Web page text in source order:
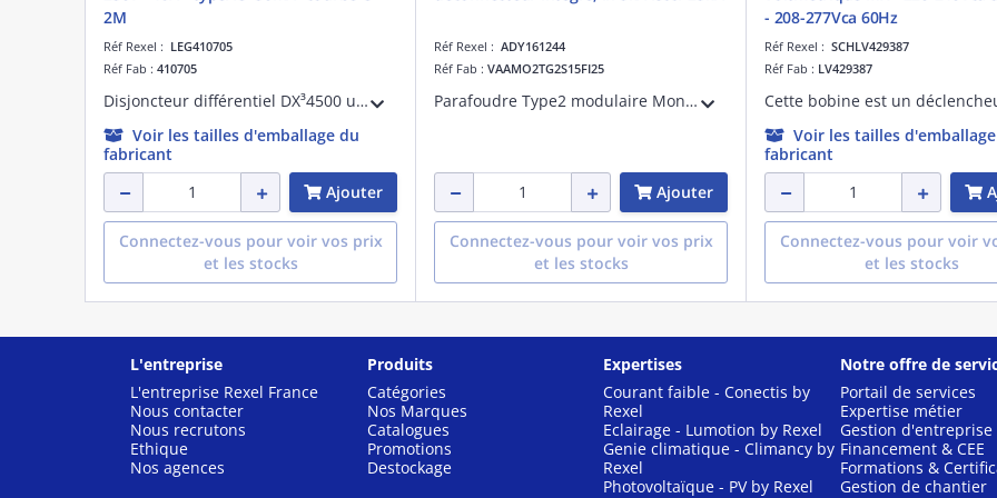
2M
Réf Rexel : LEG410705
Réf Fab : 410705
Disjoncteur différentiel DX³4500 uni + Neutre 230V~ pour peigne optimisé universel monophasé ou tétrapolaire TypeAC 30mA 16A - courbe C arrivée haute et départ bas par bornes à vis pour protection des départs - 2 modules
Voir les tailles d'emballage du
fabricant
Ajouter
Connectez-vous pour voir vos prix
et les stocks
Réf Rexel : ADY161244
Réf Fab : VAAMO2TG2S15FI25
Parafoudre Type2 modulaire Monophasé avec déconnecteur intégré, In 5kA, Imax 15kA, Isccr 25kA pour application Tertiaire ou Industrielle
Ajouter
Connectez-vous pour voir vos prix
et les stocks
- 208-277Vca 60Hz
Réf Rexel : SCHLV429387
Réf Fab : LV429387
Voir les tailles
fabricant
Connectez-vous pour voir
et les stocks
L'entreprise
L'entreprise Rexel France
Nous contacter
Nous recrutons
Ethique
Nos agences
Produits
Catégories
Nos Marques
Catalogues
Promotions
Destockage
Expertises
Courant faible - Conectis by
Rexel
Eclairage - Lumotion by Rexel
Genie climatique - Climancy by
Rexel
Photovoltaïque - PV by Rexel
Notre offre de
Portail de services
Expertise métier
Gestion d'entreprise
Financement & CEE
Formations &
Gestion de chantier